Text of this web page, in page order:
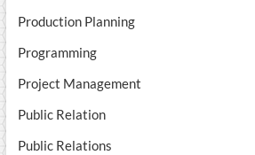
Production Planning
Programming
Project Management
Public Relation
Public Relations